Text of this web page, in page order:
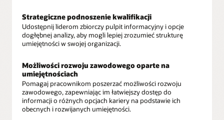
Strategiczne podnoszenie kwalifikacji
Udostępnij liderom zbiorczy pulpit informacyjny i opcje
dogłębnej analizy, aby mogli lepiej zrozumieć strukturę
umiejętności w swojej organizacji.
Możliwości rozwoju zawodowego oparte na
umiejętnościach
Pomagaj pracownikom poszerzać możliwości rozwoju
zawodowego, zapewniając im łatwiejszy dostęp do
informacji o różnych opcjach kariery na podstawie ich
obecnych i rozwijanych umiejętności.